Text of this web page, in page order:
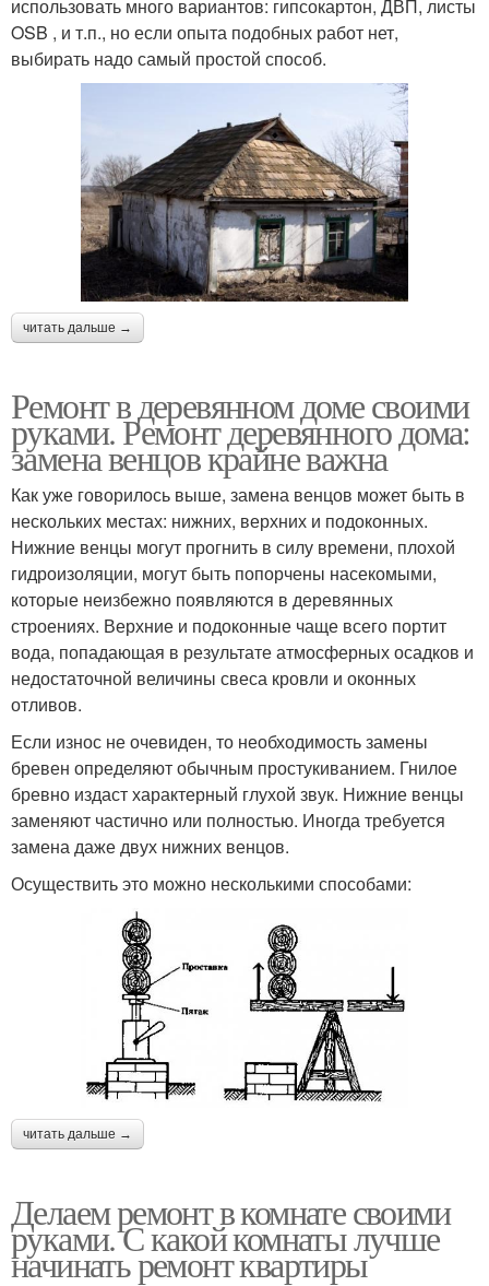
использовать много вариантов: гипсокартон, ДВП, листы
OSB , и т.п., но если опыта подобных работ нет,
выбирать надо самый простой способ.
читать дальше →
Ремонт в деревянном доме своими
руками. Ремонт деревянного дома:
замена венцов крайне важна
Как уже говорилось выше, замена венцов может быть в
нескольких местах: нижних, верхних и подоконных.
Нижние венцы могут прогнить в силу времени, плохой
гидроизоляции, могут быть попорчены насекомыми,
которые неизбежно появляются в деревянных
строениях. Верхние и подоконные чаще всего портит
вода, попадающая в результате атмосферных осадков и
недостаточной величины свеса кровли и оконных
отливов.
Если износ не очевиден, то необходимость замены
бревен определяют обычным простукиванием. Гнилое
бревно издаст характерный глухой звук. Нижние венцы
заменяют частично или полностью. Иногда требуется
замена даже двух нижних венцов.
Осуществить это можно несколькими способами:
читать дальше →
Делаем ремонт в комнате своими
руками. С какой комнаты лучше
начинать ремонт квартиры